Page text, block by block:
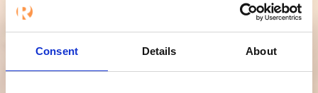
Consent Details About